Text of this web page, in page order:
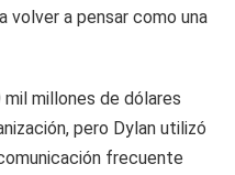
volver a pensar como una
millones de dólares
pero Dylan utilizó
frecuente